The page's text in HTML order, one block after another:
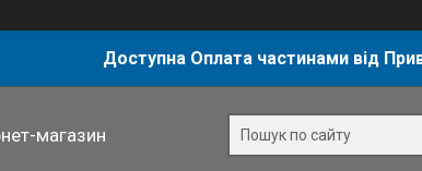
Доступна Оплата частинами від
магазин